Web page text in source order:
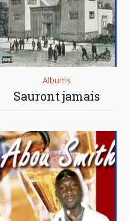
Albums
Sauront jamais